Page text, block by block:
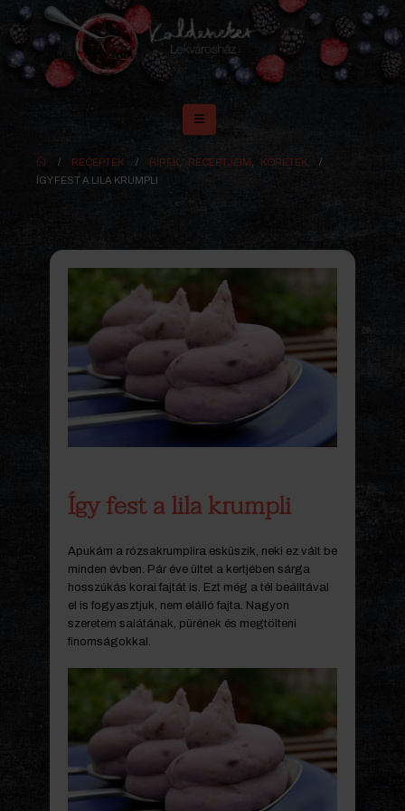
RECEPTEK HÍREK RECEPTJEIM
KÖRETEK
ÍGY FEST A LILA KRUMPLI
Így fest a lila krumpli
Apukám a rózsakrumplira esküszik, neki ez vált be
minden évben. Pár éve ültet a kertjében sárga
hosszúkás korai fajtát is. Ezt még a tél beálltával
el is fogyasztjuk, nem elálló fajta. Nagyon
szeretem salátának, pürének és megtölteni
finomságokkal.